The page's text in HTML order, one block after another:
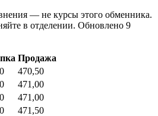
— не курсы этого обменника.
в отделении. Обновлено 9
Продажа
470,50
471,00
471,00
471,50